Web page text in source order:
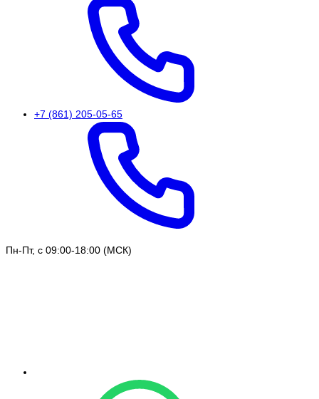
+7 (861) 205-05-65
Пн-Пт, с 09:00-18:00 (МСК)